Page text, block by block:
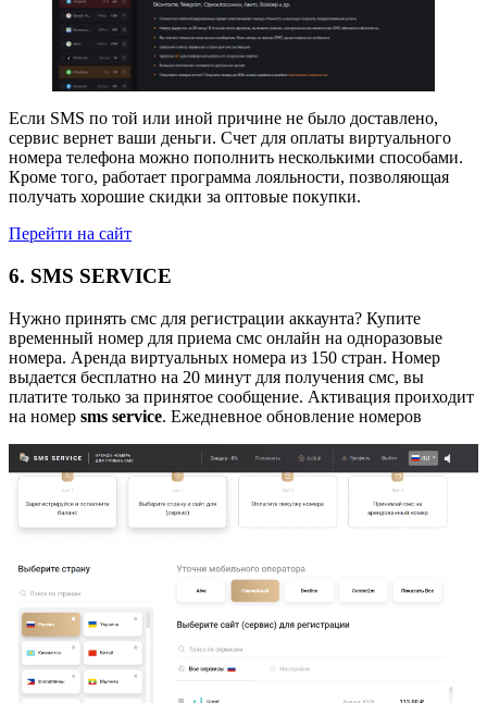
Если SMS по той или иной причине не было доставлено,
сервис вернет ваши деньги. Счет для оплаты виртуального
номера телефона можно пополнить несколькими способами.
Кроме того, работает программа лояльности, позволяющая
получать хорошие скидки за оптовые покупки.
Перейти на сайт
6. SMS SERVICE
Нужно принять смс для регистрации аккаунта? Купите
временный номер для приема смс онлайн на одноразовые
номера. Аренда виртуальных номера из 150 стран. Номер
выдается бесплатно на 20 минут для получения смс, вы
платите только за принятое сообщение. Активация проиходит
на номер sms service. Ежедневное обновление номеров